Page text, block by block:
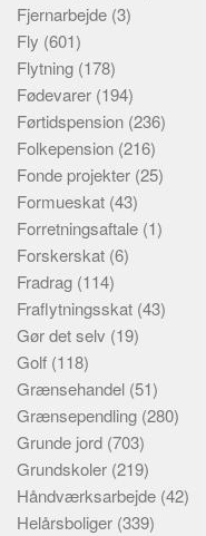
Fjernarbejde (3)
Fly (601)
Flytning (178)
Fødevarer (194)
Førtidspension (236)
Folkepension (216)
Fonde projekter (25)
Formueskat (43)
Forretningsaftale (1)
Forskerskat (6)
Fradrag (114)
Fraflytningsskat (43)
Gør det selv (19)
Golf (118)
Grænsehandel (51)
Grænsependling (280)
Grunde jord (703)
Grundskoler (219)
Håndværksarbejde (42)
Helårsboliger (339)